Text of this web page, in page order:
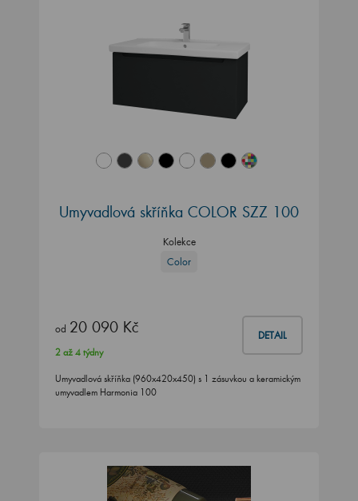
Umyvadlová skříňka COLOR SZZ 100
Kolekce
Color
od 20 090 Kč DETAIL
2 až 4 týdny
Umyvadlová skříňka (960x420x450) s 1 zásuvkou a keramickým
umyvadlem Harmonia 100